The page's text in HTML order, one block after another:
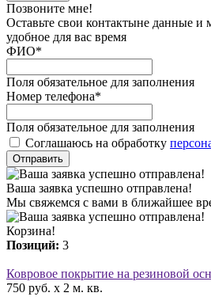
Позвоните мне!
Оставьте свои контактыне данные и
удобное для вас время
ФИО*
Поля обязательное для заполнения
Номер телефона*
Поля обязательное для заполнения
Соглашаюсь на обработку
Отправить
Ваша заявка успешно отправлена!
Мы свяжемся с вами в ближайшее
Корзина!
Позиций: 3
Ковровое покрытие на резиновой
750 руб. x 2 м. кв.